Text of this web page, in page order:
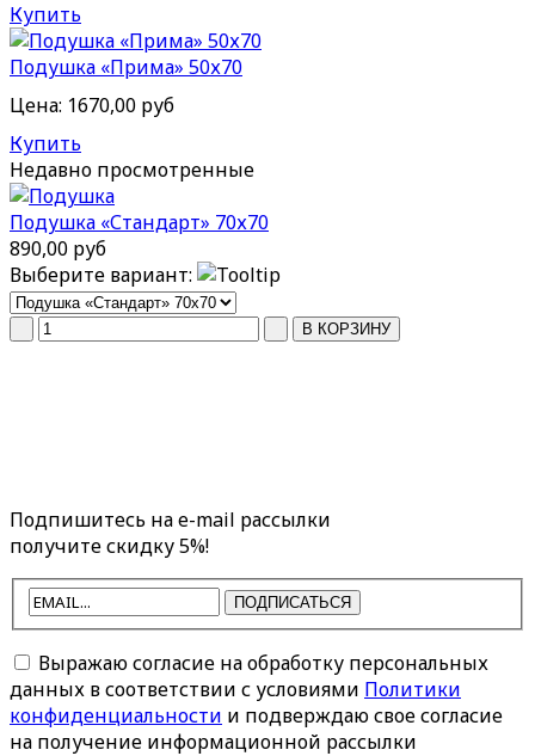
Купить
Подушка «Прима» 50х70
Цена: 1670,00 руб
Купить
Недавно просмотренные
Подушка «Стандарт» 70х70
890,00 руб
Выберите вариант:
Подпишитесь на e-mail рассылки
получите скидку 5%!
ПОДПИСАТЬСЯ
Выражаю согласие на обработку персональных
данных в соответствии с условиями Политики
конфиденциальности и подверждаю свое согласие
на получение информационной рассылки